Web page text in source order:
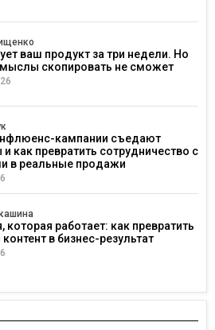
ваш продукт за три недели. Но
скопировать не сможет
кампании съедают
как превратить сотрудничество с
в реальные продажи
которая работает: как превратить
контент в бизнес-результат